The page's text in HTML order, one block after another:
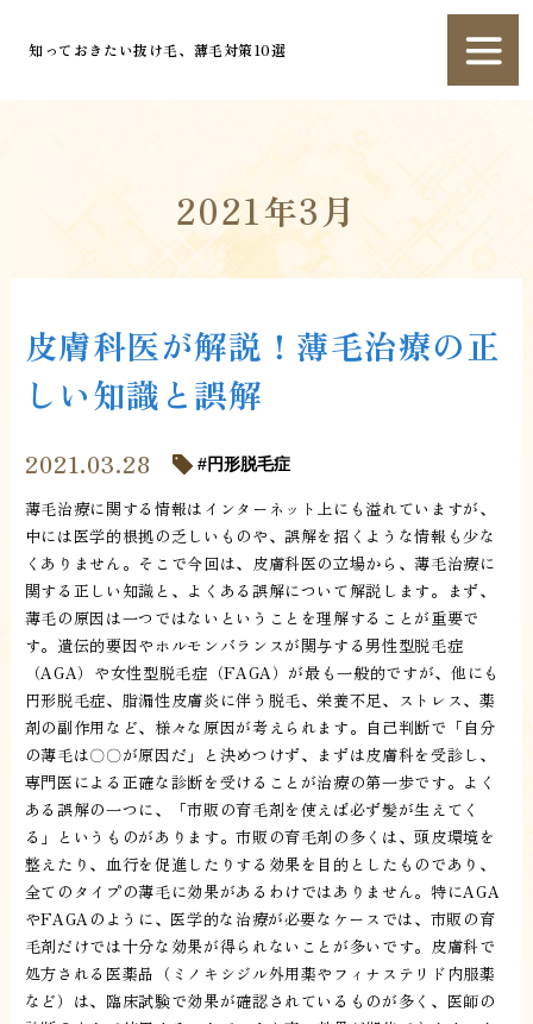
知っておきたい抜け毛、薄毛対策10選
2021年3月
皮膚科医が解説！薄毛治療の正
しい知識と誤解
2021.03.28 円形脱毛症
薄毛治療に関する情報はインターネット上にも溢れていますが、
中には医学的根拠の乏しいものや、誤解を招くような情報も少な
くありません。そこで今回は、皮膚科医の立場から、薄毛治療に
関する正しい知識と、よくある誤解について解説します。まず、
薄毛の原因は一つではないということを理解することが重要で
す。遺伝的要因やホルモンバランスが関与する男性型脱毛症
（AGA）や女性型脱毛症（FAGA）が最も一般的ですが、他にも
円形脱毛症、脂漏性皮膚炎に伴う脱毛、栄養不足、ストレス、薬
剤の副作用など、様々な原因が考えられます。自己判断で「自分
の薄毛は〇〇が原因だ」と決めつけず、まずは皮膚科を受診し、
専門医による正確な診断を受けることが治療の第一歩です。よく
ある誤解の一つに、「市販の育毛剤を使えば必ず髪が生えてく
る」というものがあります。市販の育毛剤の多くは、頭皮環境を
整えたり、血行を促進したりする効果を目的としたものであり、
全てのタイプの薄毛に効果があるわけではありません。特にAGA
やFAGAのように、医学的な治療が必要なケースでは、市販の育
毛剤だけでは十分な効果が得られないことが多いです。皮膚科で
処方される医薬品（ミノキシジル外用薬やフィナステリド内服薬
など）は、臨床試験で効果が確認されているものが多く、医師の